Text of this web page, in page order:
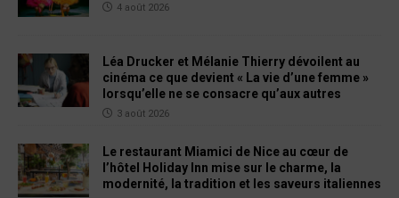
4 août 2026
Léa Drucker et Mélanie Thierry dévoilent au
cinéma ce que devient « La vie d’une femme »
lorsqu’elle ne se consacre qu’aux autres
3 août 2026
Le restaurant Miamici de Nice au cœur de
l’hôtel Holiday Inn mise sur le charme, la
modernité, la tradition et les saveurs italiennes